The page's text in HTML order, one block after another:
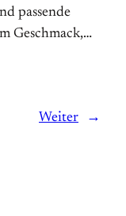
passende
Geschmack,
Weiter →